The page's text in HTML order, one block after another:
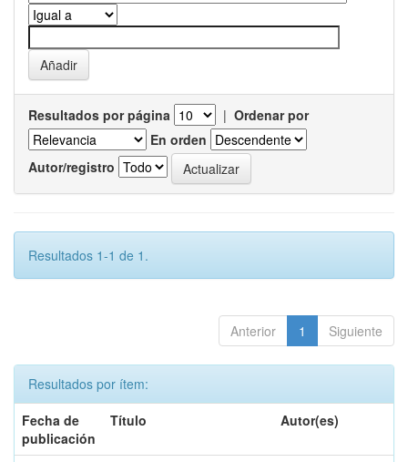
Resultados por página | Ordenar por
En orden
Autor/registro
Resultados 1-1 de 1.
Anterior 1 Siguiente
Resultados por ítem:
Fecha de
publicación
Título Autor(es)